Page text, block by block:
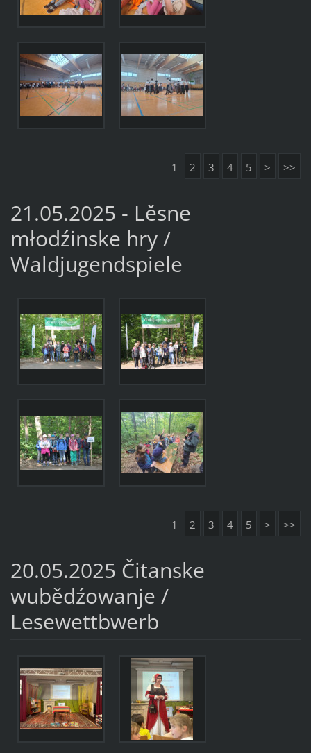
1 2 3 4 5 > >>
21.05.2025 - Lěsne
młodźinske hry /
Waldjugendspiele
1 2 3 4 5 > >>
20.05.2025 Čitanske
wubědźowanje /
Lesewettbwerb